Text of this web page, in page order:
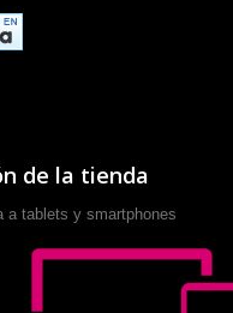
de la tienda
a tablets y smartphones